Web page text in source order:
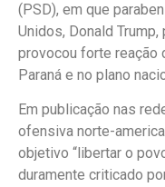
(PSD), em que
Unidos, Donald
provocou forte reação
Paraná e no plano
Em publicação nas
ofensiva norte-
objetivo “libertar o
duramente criticado